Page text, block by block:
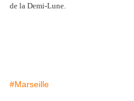
de la Demi-Lune.
#Marseille